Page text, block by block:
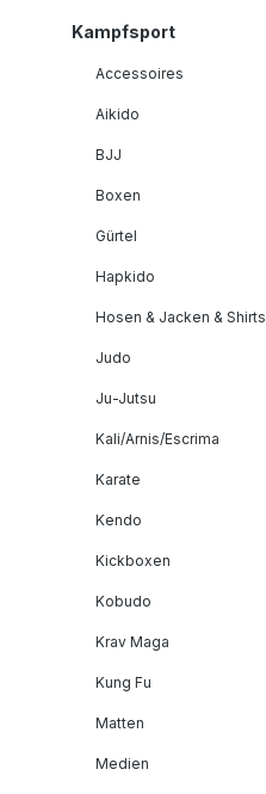
Kampfsport
Accessoires
Aikido
BJJ
Boxen
Gürtel
Hapkido
Hosen & Jacken & Shirts
Judo
Ju-Jutsu
Kali/Arnis/Escrima
Karate
Kendo
Kickboxen
Kobudo
Krav Maga
Kung Fu
Matten
Medien